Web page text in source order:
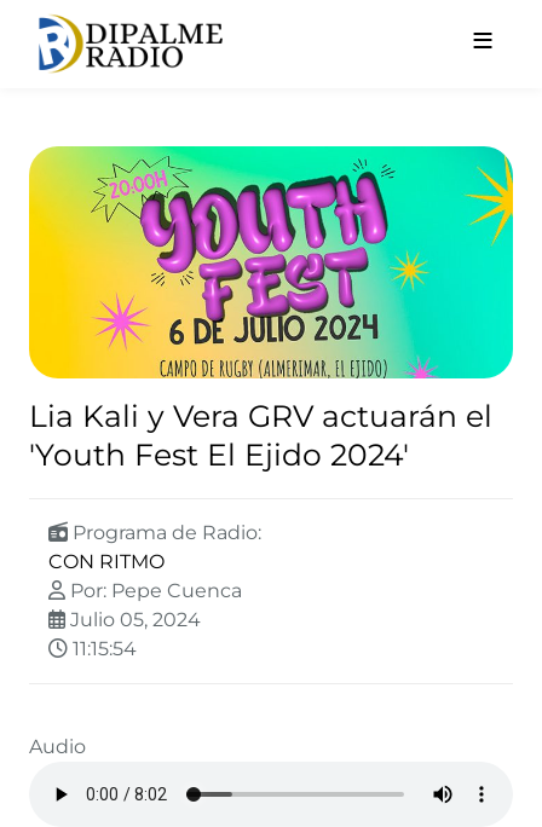
Lia Kali y Vera GRV actuarán
Lia Kali y Vera GRV actuarán el
'Youth Fest El Ejido 2024'
Programa de Radio:
CON RITMO
Por: Pepe Cuenca
Julio 05, 2024
11:15:54
Audio